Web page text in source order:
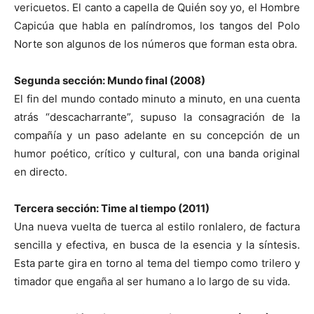
vericuetos. El canto a capella de Quién soy yo, el Hombre
Capicúa que habla en palíndromos, los tangos del Polo
Norte son algunos de los números que forman esta obra.
Segunda sección: Mundo final (2008)
El fin del mundo contado minuto a minuto, en una cuenta
atrás “descacharrante”, supuso la consagración de la
compañía y un paso adelante en su concepción de un
humor poético, crítico y cultural, con una banda original
en directo.
Tercera sección: Time al tiempo (2011)
Una nueva vuelta de tuerca al estilo ronlalero, de factura
sencilla y efectiva, en busca de la esencia y la síntesis.
Esta parte gira en torno al tema del tiempo como trilero y
timador que engaña al ser humano a lo largo de su vida.